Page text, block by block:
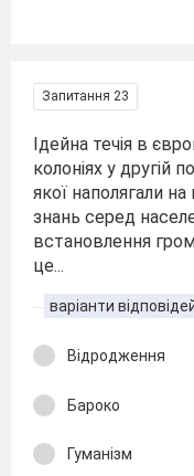
Запитання 23
Ідейна течія в
колоніях у другій
якої наполягали
знань серед
встановлення
це...
варіанти
Відродження
Бароко
Гуманізм